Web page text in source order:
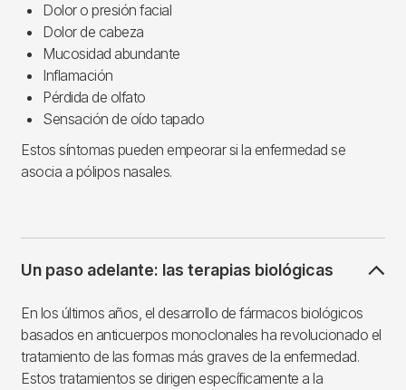
Dolor o presión facial
Dolor de cabeza
Mucosidad abundante
Inflamación
Pérdida de olfato
Sensación de oído tapado
Estos síntomas pueden empeorar si la enfermedad se
asocia a pólipos nasales.
Un paso adelante: las terapias biológicas
En los últimos años, el desarrollo de fármacos biológicos
basados ​​en anticuerpos monoclonales ha revolucionado el
tratamiento de las formas más graves de la enfermedad.
Estos tratamientos se dirigen específicamente a la